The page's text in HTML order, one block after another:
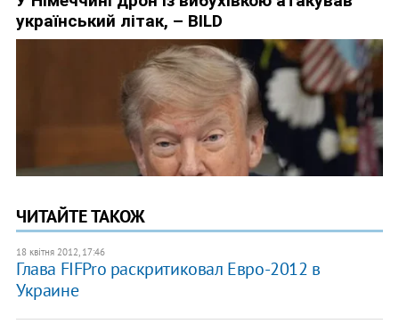
ЧИТАЙТЕ ТАКОЖ
18 квітня 2012, 17:46
Глава FIFPro раскритиковал Евро-2012 в
Украине